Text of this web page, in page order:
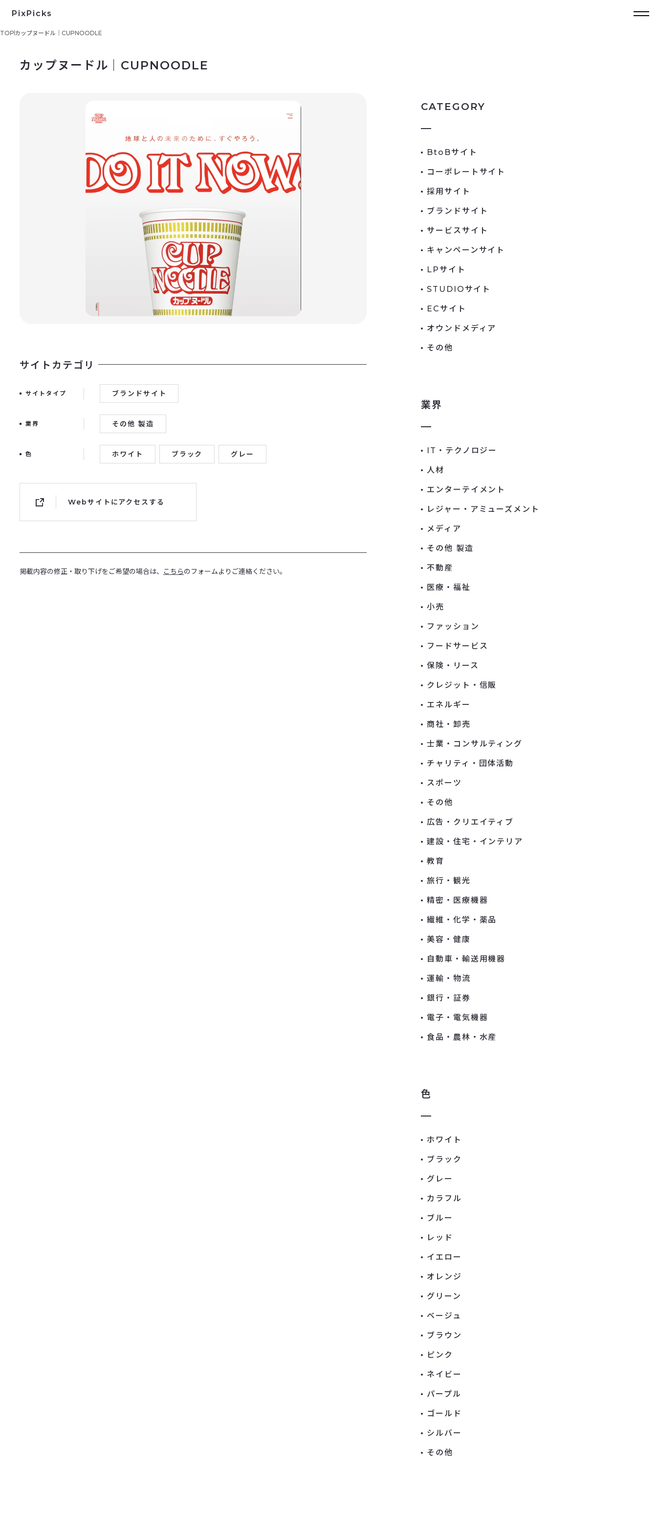
PixPicks
TOP カップヌードル｜CUPNOODLE
カップヌードル｜CUPNOODLE
サイトカテゴリ
サイトタイプ ブランドサイト
業界 その他 製造
色 ホワイト ブラック グレー
Webサイトにアクセスする
掲載内容の修正・取り下げをご希望の場合は、 こちらのフォームよりご連絡ください。
CATEGORY
BtoBサイト
コーポレートサイト
採用サイト
ブランドサイト
サービスサイト
キャンペーンサイト
LPサイト
STUDIOサイト
ECサイト
オウンドメディア
その他
業界
IT・テクノロジー
人材
エンターテイメント
レジャー・アミューズメント
メディア
その他 製造
不動産
医療・福祉
小売
ファッション
フードサービス
保険・リース
クレジット・信販
エネルギー
商社・卸売
士業・コンサルティング
チャリティ・団体活動
スポーツ
その他
広告・クリエイティブ
建設・住宅・インテリア
教育
旅行・観光
精密・医療機器
繊維・化学・薬品
美容・健康
自動車・輸送用機器
運輸・物流
銀行・証券
電子・電気機器
食品・農林・水産
色
ホワイト
ブラック
グレー
カラフル
ブルー
レッド
イエロー
オレンジ
グリーン
ベージュ
ブラウン
ピンク
ネイビー
パープル
ゴールド
シルバー
その他